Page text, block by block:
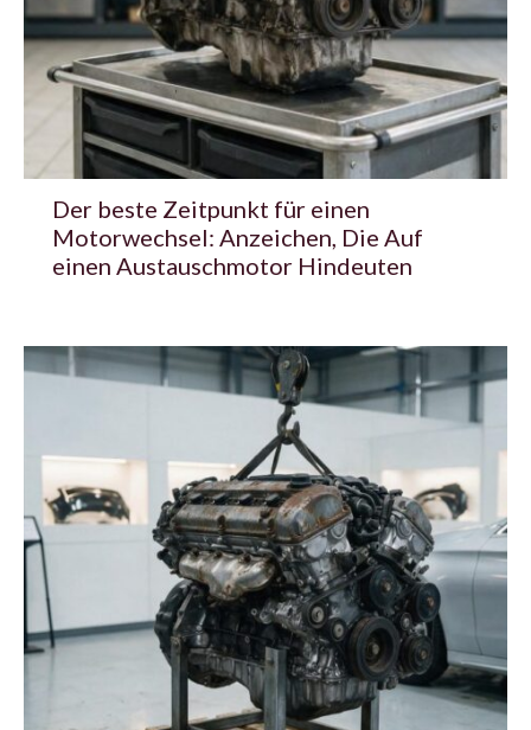
Der beste Zeitpunkt für einen
Motorwechsel: Anzeichen, Die Auf
einen Austauschmotor Hindeuten